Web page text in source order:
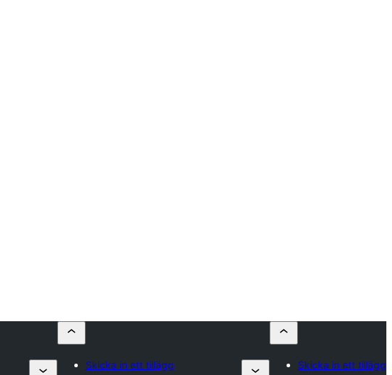
Skicka in ett tillägg
Skicka in ett tillägg